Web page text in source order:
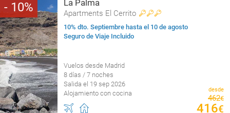
10 La Palma
Apartments El Cerrito
10% dto. Septiembre hasta el 10 de agosto
Seguro de Viaje Incluido
Vuelos desde Madrid
8 días / 7 noches
Salida el 19 sep 2026
Alojamiento con cocina
desde
462€
416€